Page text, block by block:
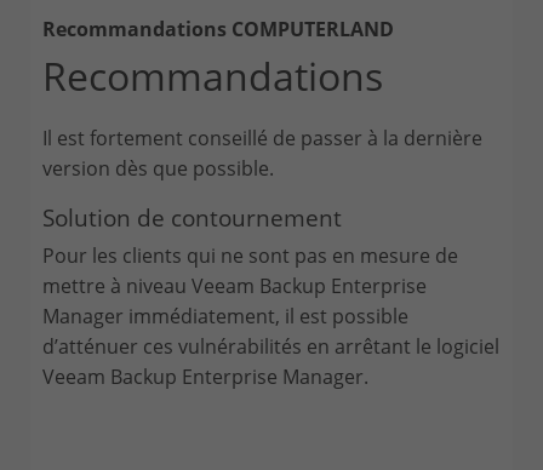
Recommandations COMPUTERLAND
Recommandations
Il est fortement conseillé de passer à la dernière
version dès que possible.
Solution de contournement
Pour les clients qui ne sont pas en mesure de
mettre à niveau Veeam Backup Enterprise
Manager immédiatement, il est possible
d’atténuer ces vulnérabilités en arrêtant le logiciel
Veeam Backup Enterprise Manager.